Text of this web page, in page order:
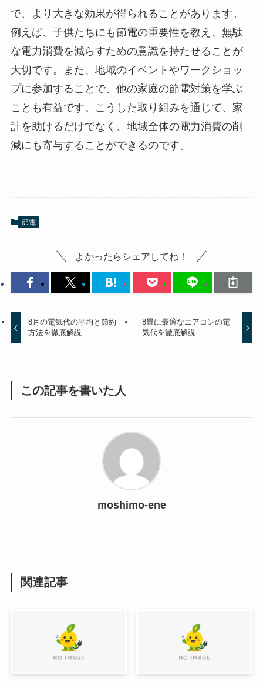
で、より大きな効果が得られることがあります。
例えば、子供たちにも節電の重要性を教え、無駄
な電力消費を減らすための意識を持たせることが
大切です。また、地域のイベントやワークショッ
プに参加することで、他の家庭の節電対策を学ぶ
ことも有益です。こうした取り組みを通じて、家
計を助けるだけでなく、地域全体の電力消費の削
減にも寄与することができるのです。
節電
よかったらシェアしてね！
8月の電気代の平均と節約
方法を徹底解説
8畳に最適なエアコンの電
気代を徹底解説
この記事を書いた人
moshimo-ene
関連記事